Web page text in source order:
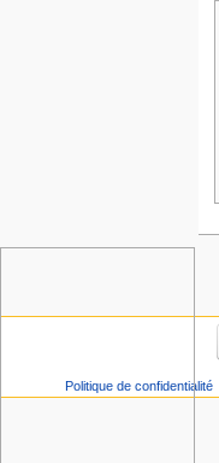
Politique de confidentialité